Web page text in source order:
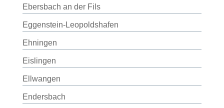
Ebersbach an der Fils
Eggenstein-Leopoldshafen
Ehningen
Eislingen
Ellwangen
Endersbach